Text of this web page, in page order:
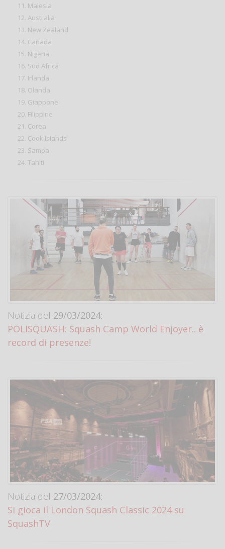
Malesia
Australia
New Zealand
Canada
Nigeria
Sud Africa
Irlanda
Olanda
Giappone
Filippine
Corea
Cook Islands
Samoa
Tahiti
Notizia del 29/03/2024:
POLISQUASH: Squash Camp World Enjoyer.. è
record di presenze!
Notizia del 27/03/2024:
Si gioca il London Squash Classic 2024 su
SquashTV